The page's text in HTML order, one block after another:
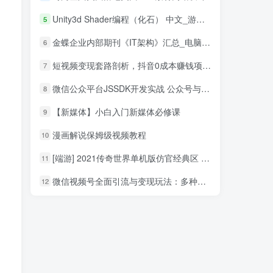
5 Unity3d Shader编程（化石） 中文_游戏开发教程
6 金蝶企业内部期刊《IT架构》汇总_电脑办公教程
7 短视频变现套路剖析，抖音0成本赚钱项目玩法，日入500+独家揭秘（共2节视频）
8 微信公众平台JSSDK开发实战 公众号与HTML5混合模式揭秘_新媒体运营教程
9 【新媒体】小白入门新媒体必修课
10 漫画解说保姆级视频教程
11 [端游] 2021传奇世界单机版仿官经典区 单机PC传世 可单机局域网
12 微信视频号全面引流与变现玩法：多种盈利模式月入过万